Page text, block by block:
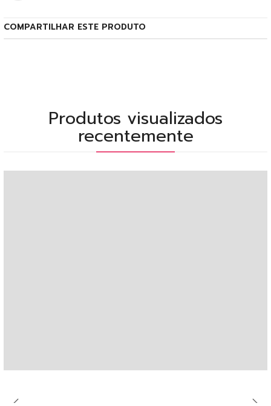
COMPARTILHAR ESTE PRODUTO
Produtos visualizados
recentemente